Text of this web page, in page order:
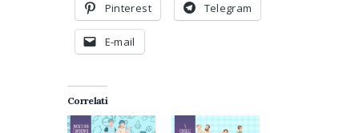
Pinterest Telegram
E-mail
Correlati